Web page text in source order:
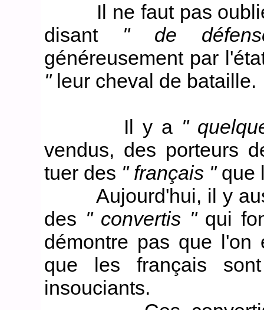
Il ne faut pas
disant " de
généreusement par
"leur cheval de bataille.
Il y a "
vendus, des porteurs
tuer des " français "que
Aujourd'hui, il y
des " convertis "qui
démontre pas que
que les français
insouciants.